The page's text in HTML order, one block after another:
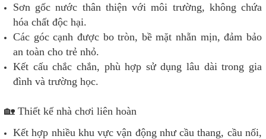
Sơn gốc nước thân thiện với môi trường, không chứa
hóa chất độc hại.
Các góc cạnh được bo tròn, bề mặt nhẵn mịn, đảm bảo
an toàn cho trẻ nhỏ.
Kết cấu chắc chắn, phù hợp sử dụng lâu dài trong gia
đình và trường học.
🏡 Thiết kế nhà chơi liên hoàn
Kết hợp nhiều khu vực vận động như cầu thang, cầu nối,